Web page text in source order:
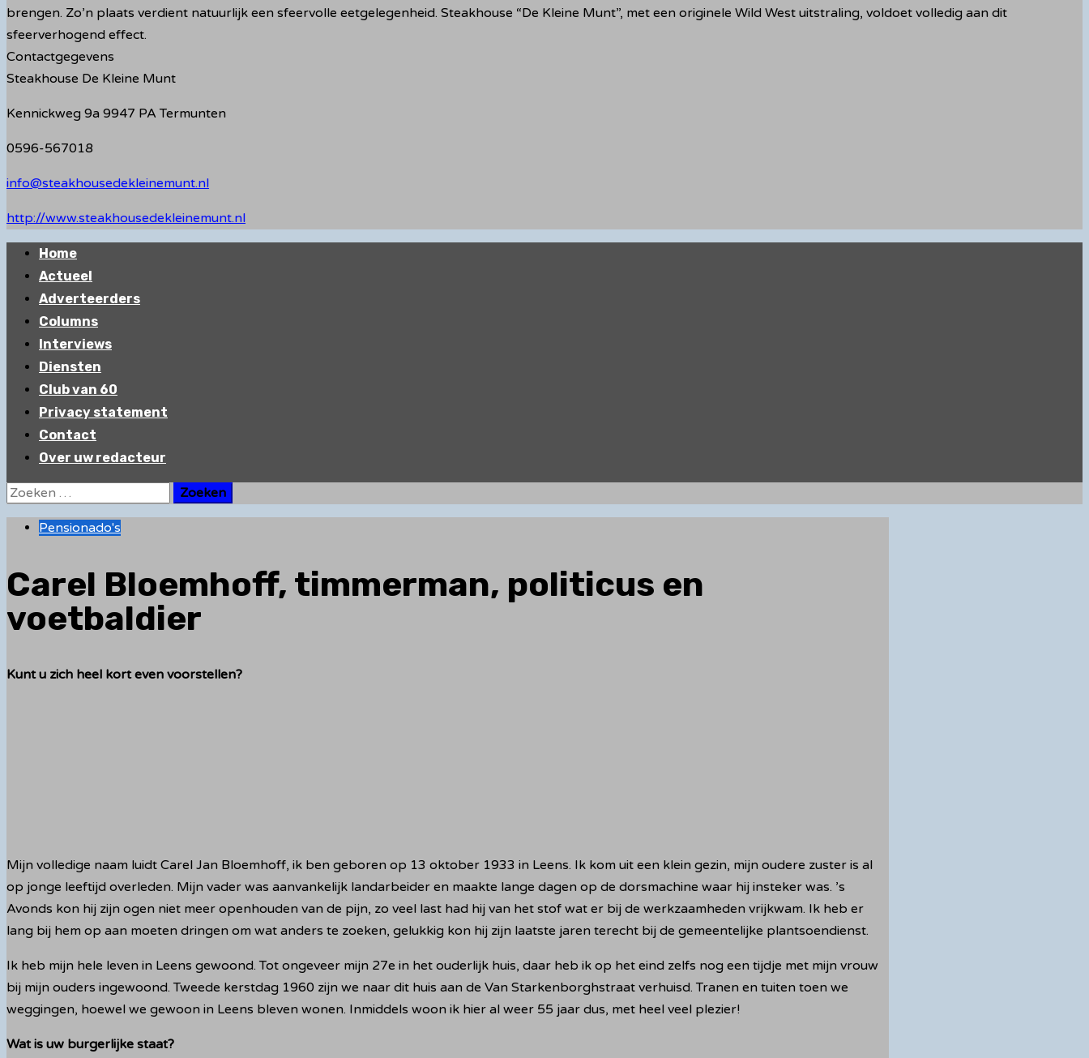
brengen. Zo’n plaats verdient natuurlijk een sfeervolle eetgelegenheid. Steakhouse “De Kleine Munt”, met een originele Wild West uitstraling, voldoet volledig aan dit
sfeerverhogend effect.
Contactgegevens
Steakhouse De Kleine Munt
Kennickweg 9a 9947 PA Termunten
0596-567018
info@steakhousedekleinemunt.nl
http://www.steakhousedekleinemunt.nl
Primair
menu
Home
Actueel
Adverteerders
Columns
Interviews
Diensten
Club van 60
Privacy statement
Contact
Over uw redacteur
Zoeken
naar:
Pensionado's
Carel Bloemhoff, timmerman, politicus en
voetbaldier
Kunt u zich heel kort even voorstellen?
Mijn volledige naam luidt Carel Jan Bloemhoff, ik ben geboren op 13 oktober 1933 in Leens. Ik kom uit een klein gezin, mijn oudere zuster is al
op jonge leeftijd overleden. Mijn vader was aanvankelijk landarbeider en maakte lange dagen op de dorsmachine waar hij insteker was. ’s
Avonds kon hij zijn ogen niet meer openhouden van de pijn, zo veel last had hij van het stof wat er bij de werkzaamheden vrijkwam. Ik heb er
lang bij hem op aan moeten dringen om wat anders te zoeken, gelukkig kon hij zijn laatste jaren terecht bij de gemeentelijke plantsoendienst.
Ik heb mijn hele leven in Leens gewoond. Tot ongeveer mijn 27e in het ouderlijk huis, daar heb ik op het eind zelfs nog een tijdje met mijn vrouw
bij mijn ouders ingewoond. Tweede kerstdag 1960 zijn we naar dit huis aan de Van Starkenborghstraat verhuisd. Tranen en tuiten toen we
weggingen, hoewel we gewoon in Leens bleven wonen. Inmiddels woon ik hier al weer 55 jaar dus, met heel veel plezier!
Wat is uw burgerlijke staat?